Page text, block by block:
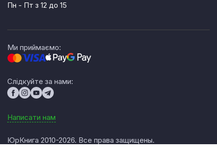
Пн - Пт з 12 до 15
Ми приймаємо:
Слідкуйте за нами:
Написати нам
ЮрКнига 2010-2026. Все права защищены.